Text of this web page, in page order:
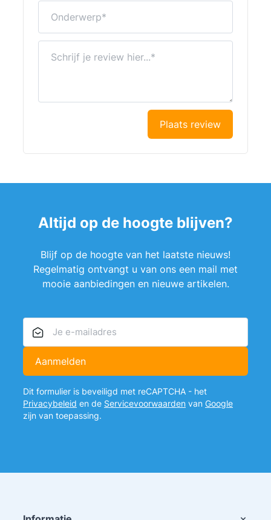
Plaats review
Altijd op de hoogte blijven?
Blijf op de hoogte van het laatste nieuws!
Regelmatig ontvangt u van ons een mail met
mooie aanbiedingen en nieuwe artikelen.
Aanmelden
Dit formulier is beveiligd met reCAPTCHA - het
Privacybeleid en de Servicevoorwaarden van Google
zijn van toepassing.